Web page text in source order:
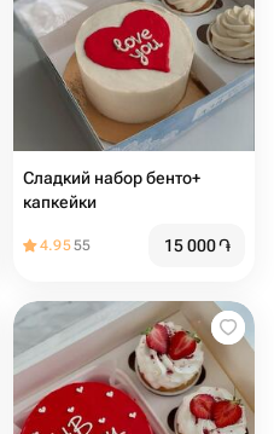
Сладкий набор бенто+
капкейки
4.9555 15 000֏